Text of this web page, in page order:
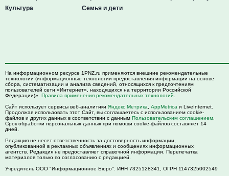
Культура
Семья и дети
На информационном ресурсе 1PNZ.ru применяются внешние рекомендательные
технологии (информационные технологии предоставления информации на основе
сбора, систематизации и анализа сведений, относящихся к предпочтениям
пользователей сети «Интернет», находящихся на территории Российской
Федерации)». Правила применения рекомендательных технологий
Сайт использует сервисы веб-аналитики Яндекс Метрика AppMetrica и LiveInternet.
Продолжая использовать этот Сайт, вы соглашаетесь с использованием cookie-
файлов и других данных в соответствии с данным Пользовательским соглашением
Срок обработки персональных данных при помощи cookie-файлов составляет 14
дней.
Редакция не несет ответственность за достоверность информации,
опубликованной в рекламных объявлениях и сообщениях информационных
агентств. Редакция не предоставляет справочной информации. Перепечатка
материалов только по согласованию с редакцией.
Учредитель ООО "Информационное Бюро". ИНН 7325128341, ОГРН 1147325002549